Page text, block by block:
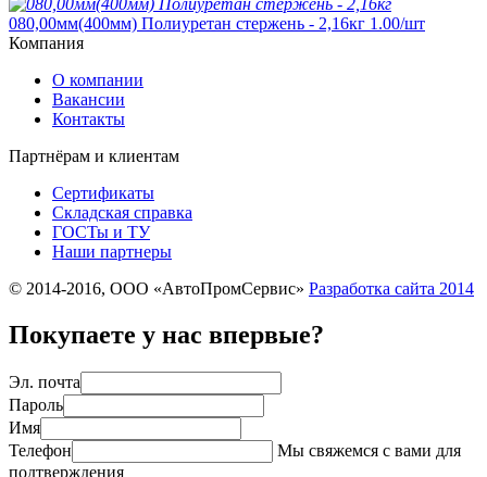
080,00мм(400мм) Полиуретан стержень - 2,16кг 1.00/шт
Компания
О компании
Вакансии
Контакты
Партнёрам и клиентам
Сертификаты
Складская справка
ГОСТы и ТУ
Наши партнеры
© 2014-2016, ООО «АвтоПромСервис» Разработка сайта 2014
Покупаете у нас впервые?
Эл. почта
Пароль
Имя
Телефон
Мы свяжемся с вами для
подтверждения